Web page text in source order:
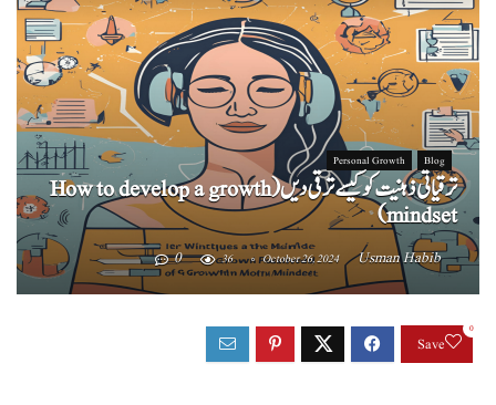
Blog
Personal Growth
ترقیاتی ذہنیت کو کیسے ترقی دیں (How to develop a growth
mindset)
Usman Habib
October 26, 2024
36
0
Save
0